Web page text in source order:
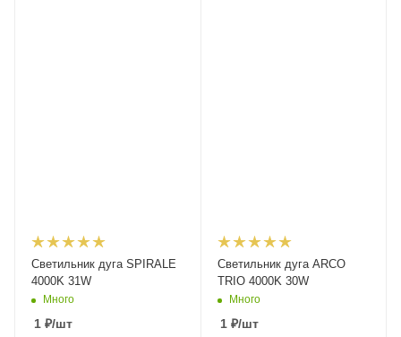
Светильник дуга SPIRALE
4000K 31W
Много
1 ₽/шт
Светильник дуга ARCO
TRIO 4000K 30W
Много
1₽/шт